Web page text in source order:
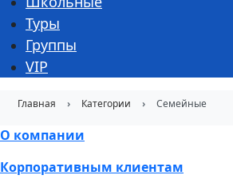
Туры
Группы
VIP
Главная Категории Семейные
О компании
Корпоративным клиентам